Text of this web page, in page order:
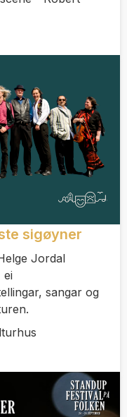
sigøyner
Jordal
ei
sangar og